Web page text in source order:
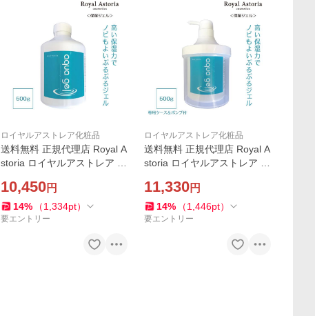
ロイヤルアストレア化粧品
送料無料 正規代理店 Royal A
storia ロイヤルアストレア a
チャージェル エコパック600
g スキンケア
10,450円
14% （1,334pt）
要エントリー
ロイヤルアストレア化粧品
送料無料 正規代理店 Royal A
storia ロイヤルアストレア a
チャージェル 専用ケース付6
00g スキンケア
11,330円
14% （1,446pt）
要エントリー